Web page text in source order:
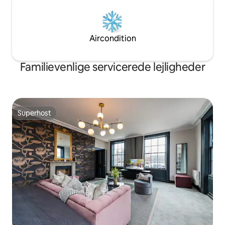
Aircondition
Familievenlige servicerede lejligheder
Superhost
Superhost